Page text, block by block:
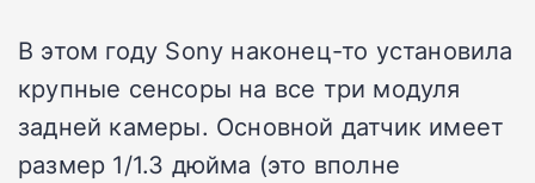
В этом году Sony наконец-то установила
крупные сенсоры на все три модуля
задней камеры. Основной датчик имеет
размер 1/1.3 дюйма (это вполне